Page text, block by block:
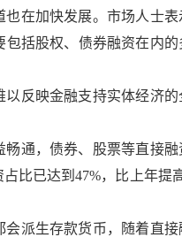
在加快发展。市场人士
括股权、债券融资在内
反映金融支持实体经济
通，债券、股票等直接
比已达到47%，比上年提
派生存款货币，随着直